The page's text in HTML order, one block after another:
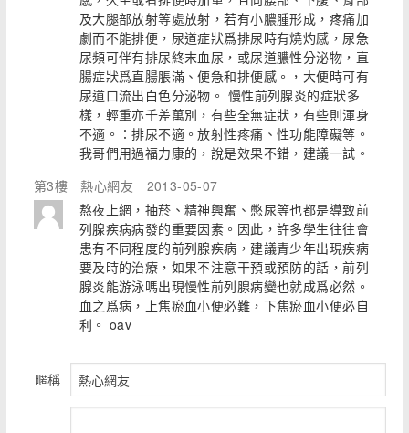
及大腿部放射等處放射，若有小膿腫形成，疼痛加
劇而不能排便，尿道症狀爲排尿時有燒灼感，尿急
尿頻可伴有排尿終末血尿，或尿道膿性分泌物，直
腸症狀爲直腸脹滿、便急和排便感。，大便時可有
尿道口流出白色分泌物。 慢性前列腺炎的症狀多
樣，輕重亦千差萬別，有些全無症狀，有些則渾身
不適。：排尿不適。放射性疼痛、性功能障礙等。
我哥們用過福力康的，說是效果不錯，建議一試。
第3樓
熱心網友
2013-05-07
熬夜上網，抽菸、精神興奮、憋尿等也都是導致前
列腺疾病病發的重要因素。因此，許多學生往往會
患有不同程度的前列腺疾病，建議青少年出現疾病
要及時的治療，如果不注意干預或預防的話，前列
腺炎能游泳嗎出現慢性前列腺病變也就成爲必然。
血之爲病，上焦瘀血小便必難，下焦瘀血小便必自
利。 oav
暱稱